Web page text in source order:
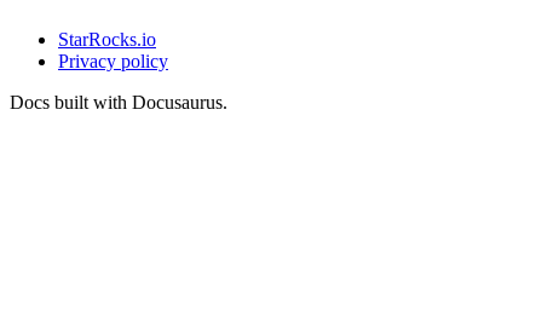
StarRocks.io
Privacy policy
Docs built with Docusaurus.